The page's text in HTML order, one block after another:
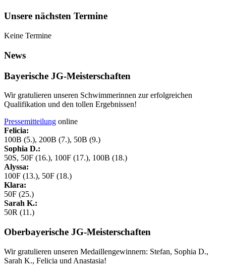
Unsere nächsten Termine
Keine Termine
News
Bayerische JG-Meisterschaften
Wir gratulieren unseren Schwimmerinnen zur erfolgreichen
Qualifikation und den tollen Ergebnissen!
Pressemitteilung online
Felicia:
100B (5.), 200B (7.), 50B (9.)
Sophia D.:
50S, 50F (16.), 100F (17.), 100B (18.)
Alyssa:
100F (13.), 50F (18.)
Klara:
50F (25.)
Sarah K.:
50R (11.)
Oberbayerische JG-Meisterschaften
Wir gratulieren unseren Medaillengewinnern: Stefan, Sophia D.,
Sarah K., Felicia und Anastasia!